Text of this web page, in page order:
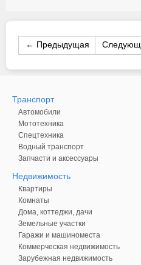
← Предыдущая
Транспорт
Автомобили
Мототехника
Спецтехника
Водный транспорт
Запчасти и аксессуары
Недвижимость
Квартиры
Комнаты
Дома, коттеджи, дачи
Земельные участки
Гаражи и машиноместа
Коммерческая недвижимость
Зарубежная недвижимость